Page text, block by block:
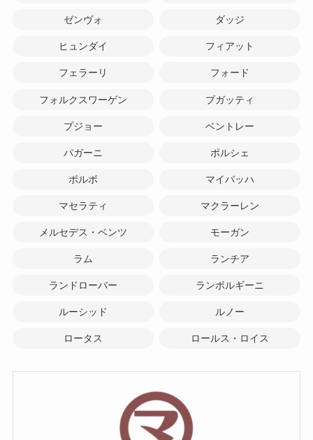
ゼンヴォ ダッジ
ヒュンダイ フィアット
フェラーリ フォード
フォルクスワーゲン ブガッティ
プジョー ベントレー
パガーニ ポルシェ
ボルボ マイバッハ
マセラティ マクラーレン
メルセデス・ベンツ モーガン
ラム ランチア
ランドローバー ランボルギーニ
ルーシッド ルノー
ロータス ロールス・ロイス